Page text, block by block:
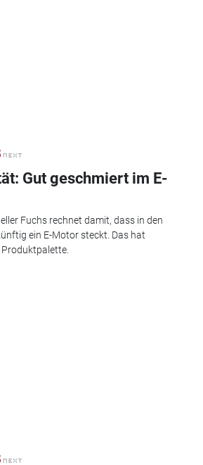
Gut geschmiert im E-
Fuchs rechnet damit, dass in den
ein E-Motor steckt. Das hat